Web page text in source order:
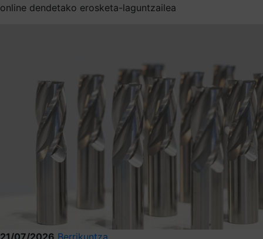
online dendetako erosketa-laguntzailea
21/07/2026 Berrikuntza